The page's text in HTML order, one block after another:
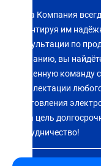
Наша Компания
гарантируя им
консультации по
компанию, вы
слаженную команду
комплектации
изготовления
наша цель
сотрудничество!